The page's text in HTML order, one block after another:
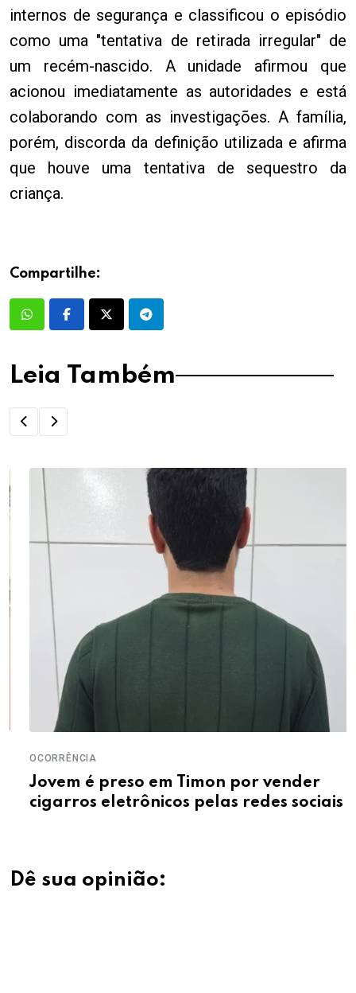
internos de segurança e classificou o episódio
como uma "tentativa de retirada irregular" de
um recém-nascido. A unidade afirmou que
acionou imediatamente as autoridades e está
colaborando com as investigações. A família,
porém, discorda da definição utilizada e afirma
que houve uma tentativa de sequestro da
criança.
Compartilhe:
Leia Também
OCORRÊNCIA
Jovem é preso em Timon por vender
cigarros eletrônicos pelas redes sociais
Dê sua opinião: